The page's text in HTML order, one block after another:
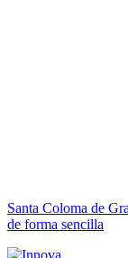
Santa Coloma de
de forma sencilla